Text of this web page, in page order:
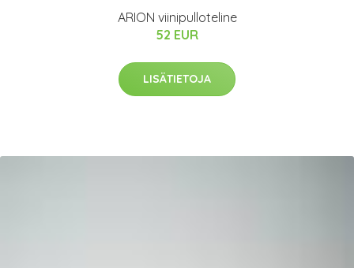
ARION viinipulloteline
52 EUR
LISÄTIETOJA